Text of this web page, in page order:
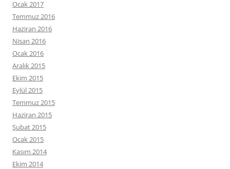
Ocak 2017
Temmuz 2016
Haziran 2016
Nisan 2016
Ocak 2016
Aralık 2015
Ekim 2015
Eylül 2015
Temmuz 2015
Haziran 2015
Şubat 2015
Ocak 2015
Kasım 2014
Ekim 2014